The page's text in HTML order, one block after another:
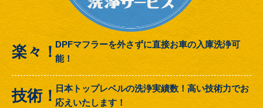
楽々！DPFマフラーを外さずに直接お車の入庫洗浄可
能！
技術！日本トップレベルの洗浄実績数！高い技術力でお
応えいたします！